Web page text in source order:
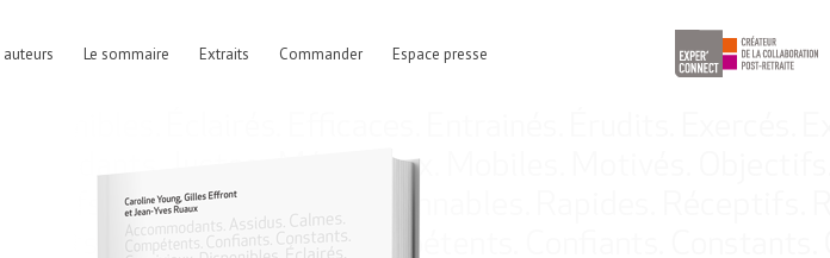
auteurs Le sommaire Extraits Commander Espace presse